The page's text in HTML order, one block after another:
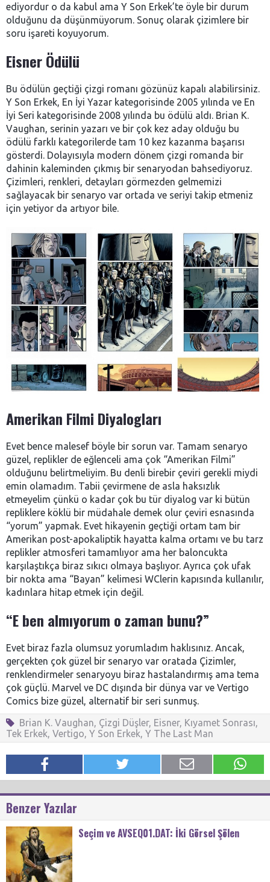
ediyordur o da kabul ama Y Son Erkek’te öyle bir durum
olduğunu da düşünmüyorum. Sonuç olarak çizimlere bir
soru işareti koyuyorum.
Eisner Ödülü
Bu ödülün geçtiği çizgi romanı gözünüz kapalı alabilirsiniz.
Y Son Erkek, En İyi Yazar kategorisinde 2005 yılında ve En
İyi Seri kategorisinde 2008 yılında bu ödülü aldı. Brian K.
Vaughan, serinin yazarı ve bir çok kez aday olduğu bu
ödülü farklı kategorilerde tam 10 kez kazanma başarısı
gösterdi. Dolayısıyla modern dönem çizgi romanda bir
dahinin kaleminden çıkmış bir senaryodan bahsediyoruz.
Çizimleri, renkleri, detayları görmezden gelmemizi
sağlayacak bir senaryo var ortada ve seriyi takip etmeniz
için yetiyor da artıyor bile.
Amerikan Filmi Diyalogları
Evet bence malesef böyle bir sorun var. Tamam senaryo
güzel, replikler de eğlenceli ama çok “Amerikan Filmi”
olduğunu belirtmeliyim. Bu denli birebir çeviri gerekli miydi
emin olamadım. Tabii çevirmene de asla haksızlık
etmeyelim çünkü o kadar çok bu tür diyalog var ki bütün
repliklere köklü bir müdahale demek olur çeviri esnasında
“yorum” yapmak. Evet hikayenin geçtiği ortam tam bir
Amerikan post-apokaliptik hayatta kalma ortamı ve bu tarz
replikler atmosferi tamamlıyor ama her baloncukta
karşılaştıkça biraz sıkıcı olmaya başlıyor. Ayrıca çok ufak
bir nokta ama “Bayan” kelimesi WClerin kapısında kullanılır,
kadınlara hitap etmek için değil.
“E ben almıyorum o zaman bunu?”
Evet biraz fazla olumsuz yorumladım haklısınız. Ancak,
gerçekten çok güzel bir senaryo var oratada Çizimler,
renklendirmeler senaryoyu biraz hastalandırmış ama tema
çok güçlü. Marvel ve DC dışında bir dünya var ve Vertigo
Comics bize güzel, alternatif bir seri sunmuş.
Brian K. Vaughan, Çizgi Düşler, Eisner, Kıyamet Sonrası,
Tek Erkek, Vertigo, Y Son Erkek, Y The Last Man
Benzer Yazılar
Seçim ve AVSEQ01.DAT: İki Görsel Şölen